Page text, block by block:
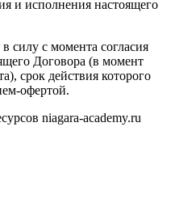
и исполнения настоящего
силу с момента согласия
Договора (в момент
срок действия которого
офертой.
niagara-academy.ru